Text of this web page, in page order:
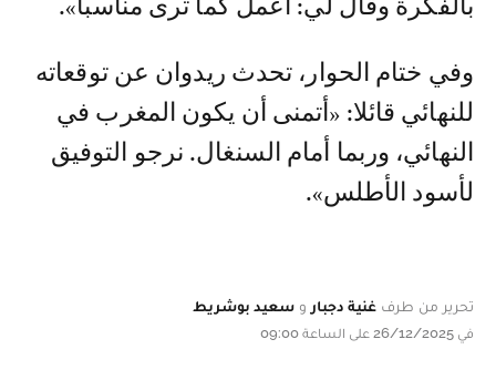
بالفكرة وقال لي: اعمل كما ترى مناسبا».
وفي ختام الحوار، تحدث ريدوان عن توقعاته
للنهائي قائلا: «أتمنى أن يكون المغرب في
النهائي، وربما أمام السنغال. نرجو التوفيق
لأسود الأطلس».
تحرير من طرف غنية دجبار و سعيد بوشريط
في 26/12/2025 على الساعة 09:00